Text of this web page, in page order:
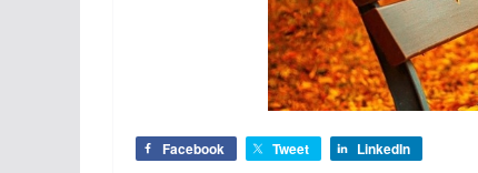
Facebook Tweet LinkedIn